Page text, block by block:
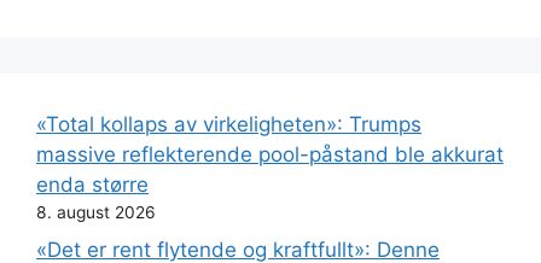
«Total kollaps av virkeligheten»: Trumps
massive reflekterende pool-påstand ble akkurat
enda større
8. august 2026
«Det er rent flytende og kraftfullt»: Denne